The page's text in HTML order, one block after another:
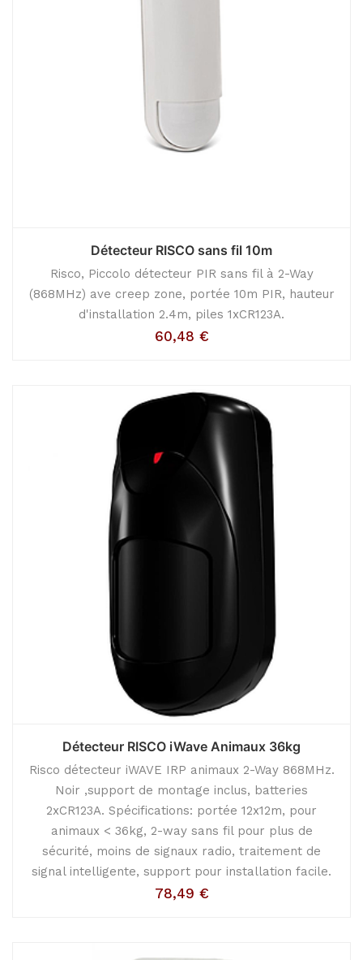
Détecteur RISCO sans fil 10m
Risco, Piccolo détecteur PIR sans fil à 2-Way
(868MHz) ave creep zone, portée 10m PIR, hauteur
d'installation 2.4m, piles 1xCR123A.
60,48 €
Détecteur RISCO iWave Animaux 36kg
Risco détecteur iWAVE IRP animaux 2-Way 868MHz.
Noir ,support de montage inclus, batteries
2xCR123A. Spécifications: portée 12x12m, pour
animaux < 36kg, 2-way sans fil pour plus de
sécurité, moins de signaux radio, traitement de
signal intelligente, support pour installation facile.
78,49 €